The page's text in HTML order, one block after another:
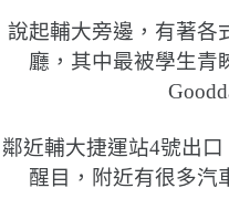
說起輔大旁邊，有著各
廳，其中最被學生青
鄰近輔大捷運站4號出
醒目，附近有很多汽